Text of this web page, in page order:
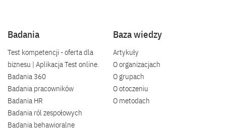
Badania
Test kompetencji - oferta dla
biznesu | Aplikacja Test online.
Badania 360
Badania pracowników
Badania HR
Badania ról zespołowych
Badania behawioralne
Baza wiedzy
Artykuły
O organizacjach
O grupach
O otoczeniu
O metodach